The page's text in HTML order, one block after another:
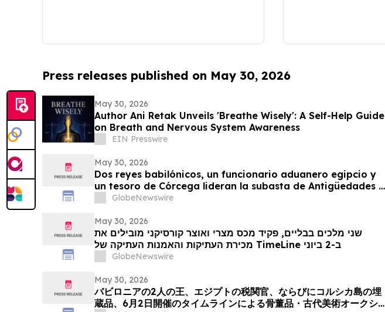
Press releases published on May 30, 2026
May 30, 2026
Author Ani Retak Unveils 'Breathe Wisely': A Self-Help Guide
on Breath and Nervous System Awareness
EIN Presswire
May 30, 2026
Dos reyes babilónicos, un funcionario aduanero egipcio y
un tesoro de Córcega lideran la subasta de Antigüedades y
Arte Antiguo de TimeLine del 2 de junio
GlobeNewswire
May 30, 2026
שני מלכים בבליים, פקיד מכס מצרי ואוצר קורסיקני מובילים את
מכירת העתיקות והאמנות העתיקה של TimeLine ב-2 ביוני
GlobeNewswire
May 30, 2026
バビロニアの2人の王、エジプトの税関官、ならびにコルシカ島の埋
蔵品、6月2日開催のタイムラインによる骨董品・古代美術オークショ